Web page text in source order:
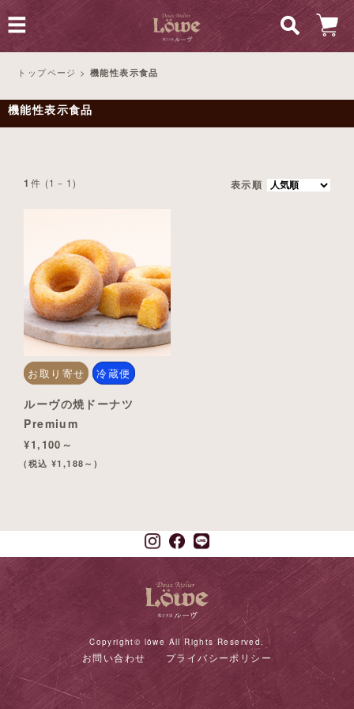
トップページ > 機能性表示食品
機能性表示食品
1 件 (1－1) 表示順
お取り寄せ 冷蔵便
ルーヴの焼ドーナツ
Premium
¥1,100～
(税込 ¥1,188～)
Copyright© löwe All Rights Reserved.
お問い合わせ プライバシーポリシー